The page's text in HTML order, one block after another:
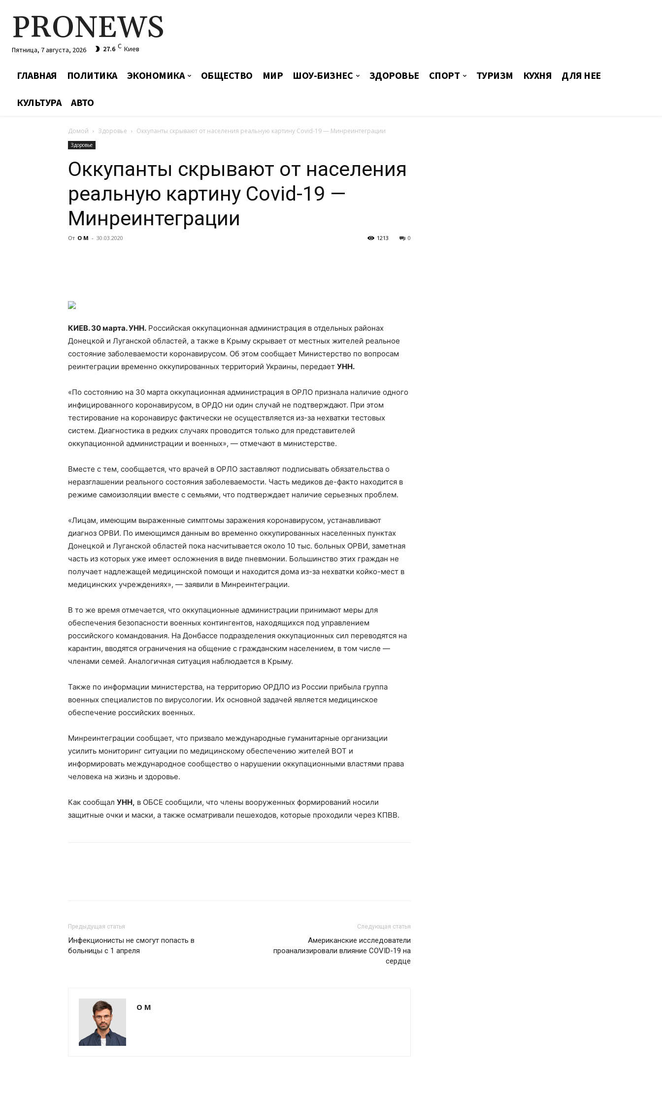
PRONEWS
Пятница, 7 августа, 2026 27.6 C Киев
ГЛАВНАЯ ПОЛИТИКА ЭКОНОМИКА ОБЩЕСТВО МИР ШОУ-БИЗНЕС ЗДОРОВЬЕ СПОРТ ТУРИЗМ КУХНЯ ДЛЯ НЕЕ
КУЛЬТУРА АВТО
Домой Здоровье Оккупанты скрывают от населения реальную картину Covid-19 — Минреинтеграции
Здоровье
Оккупанты скрывают от населения
реальную картину Covid-19 —
Минреинтеграции
От О М - 30.03.2020 0
1213
КИЕВ. 30 марта. УНН. Российская оккупационная администрация в отдельных районах
Донецкой и Луганской областей, а также в Крыму скрывает от местных жителей реальное
состояние заболеваемости коронавирусом. Об этом сообщает Министерство по вопросам
реинтеграции временно оккупированных территорий Украины, передает УНН.
«По состоянию на 30 марта оккупационная администрация в ОРЛО признала наличие одного
инфицированного коронавирусом, в ОРДО ни один случай не подтверждают. При этом
тестирование на коронавирус фактически не осуществляется из-за нехватки тестовых
систем. Диагностика в редких случаях проводится только для представителей
оккупационной администрации и военных», — отмечают в министерстве.
Вместе с тем, сообщается, что врачей в ОРЛО заставляют подписывать обязательства о
неразглашении реального состояния заболеваемости. Часть медиков де-факто находится в
режиме самоизоляции вместе с семьями, что подтверждает наличие серьезных проблем.
«Лицам, имеющим выраженные симптомы заражения коронавирусом, устанавливают
диагноз ОРВИ. По имеющимся данным во временно оккупированных населенных пунктах
Донецкой и Луганской областей пока насчитывается около 10 тыс. больных ОРВИ, заметная
часть из которых уже имеет осложнения в виде пневмонии. Большинство этих граждан не
получает надлежащей медицинской помощи и находится дома из-за нехватки койко-мест в
медицинских учреждениях», — заявили в Минреинтеграции.
В то же время отмечается, что оккупационные администрации принимают меры для
обеспечения безопасности военных контингентов, находящихся под управлением
российского командования. На Донбассе подразделения оккупационных сил переводятся на
карантин, вводятся ограничения на общение с гражданским населением, в том числе —
членами семей. Аналогичная ситуация наблюдается в Крыму.
Также по информации министерства, на территорию ОРДЛО из России прибыла группа
военных специалистов по вирусологии. Их основной задачей является медицинское
обеспечение российских военных.
Минреинтеграции сообщает, что призвало международные гуманитарные организации
усилить мониторинг ситуации по медицинскому обеспечению жителей ВОТ и
информировать международное сообщество о нарушении оккупационными властями права
человека на жизнь и здоровье.
Как сообщал УНН, в ОБСЕ сообщили, что члены вооруженных формирований носили
защитные очки и маски, а также осматривали пешеходов, которые проходили через КПВВ.
Предыдущая статья
Инфекционисты не смогут попасть в
больницы с 1 апреля
Следующая статья
Американские исследователи
проанализировали влияние COVID-19 на
сердце
О М